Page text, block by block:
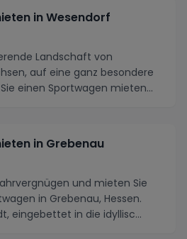
in Wesendorf
Landschaft von
auf eine ganz besondere
einen Sportwagen mieten
in Grebenau
und mieten Sie
in Grebenau, Hessen.
eingebettet in die idyllisc...